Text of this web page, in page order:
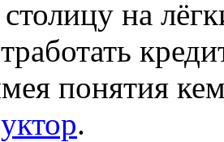
на
понятия
.